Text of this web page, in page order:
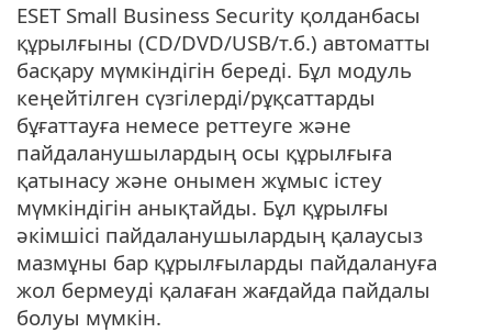
ESET Small Business Security қолданбасы
құрылғыны (CD/DVD/USB/т.б.) автоматты
басқару мүмкіндігін береді. Бұл модуль
кеңейтілген сүзгілерді/рұқсаттарды
бұғаттауға немесе реттеуге және
пайдаланушылардың осы құрылғыға
қатынасу және онымен жұмыс істеу
мүмкіндігін анықтайды. Бұл құрылғы
әкімшісі пайдаланушылардың қалаусыз
мазмұны бар құрылғыларды пайдалануға
жол бермеуді қалаған жағдайда пайдалы
болуы мүмкін.